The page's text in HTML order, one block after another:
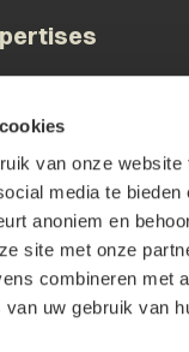
van onze
media te
anoniem en
site met onze
combineren met
uw gebruik van
& M&A
&
Eigendom